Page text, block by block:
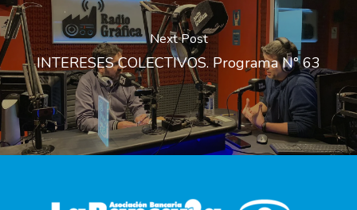
Next Post
INTERESES COLECTIVOS. Programa N° 63